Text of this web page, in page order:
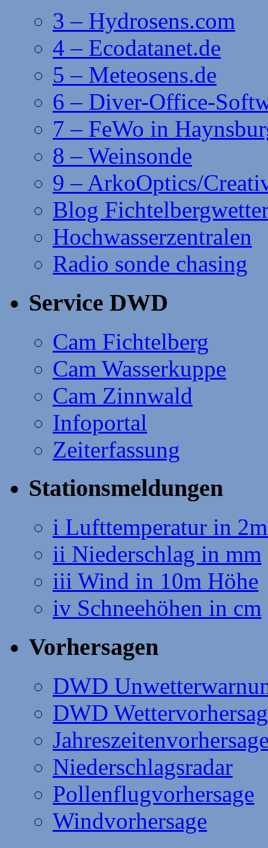
3 – Hydrosens.com
4 – Ecodatanet.de
5 – Meteosens.de
6 – Diver-Office-
7 – FeWo in
8 – Weinsonde
9 – ArkoOptics/
Blog
Hochwasserzentralen
Radio sonde chasing
Service DWD
Cam Fichtelberg
Cam Wasserkuppe
Cam Zinnwald
Infoportal
Zeiterfassung
Stationsmeldungen
i Lufttemperatur in
ii Niederschlag in mm
iii Wind in 10m Höhe
iv Schneehöhen in cm
Vorhersagen
DWD
DWD
Niederschlagsradar
Pollenflugvorhersage
Windvorhersage